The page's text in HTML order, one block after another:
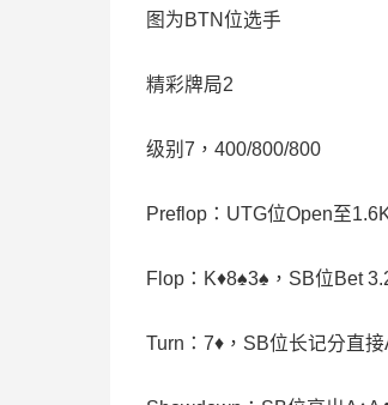
图为BTN位选手
精彩牌局2
级别7，400/800/800
Preflop：UTG位Open至
Flop：K♦️8♠️3♠️，SB位Bet
Turn：7♦️，SB位长记分直